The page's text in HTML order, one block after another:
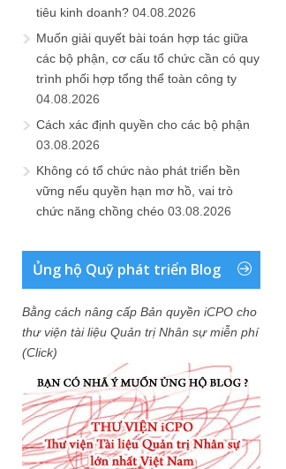
tiêu kinh doanh? 04.08.2026
Muốn giải quyết bài toán hợp tác giữa
các bộ phận, cơ cấu tổ chức cần có quy
trình phối hợp tổng thể toàn công ty
04.08.2026
Cách xác định quyền cho các bộ phận
03.08.2026
Không có tổ chức nào phát triển bền
vững nếu quyền hạn mơ hồ, vai trò
chức năng chồng chéo 03.08.2026
Ủng hộ Quỹ phát triển Blog
Bằng cách nâng cấp Bản quyền iCPO cho
thư viện tài liệu Quản trị Nhân sự miễn phí
(Click)